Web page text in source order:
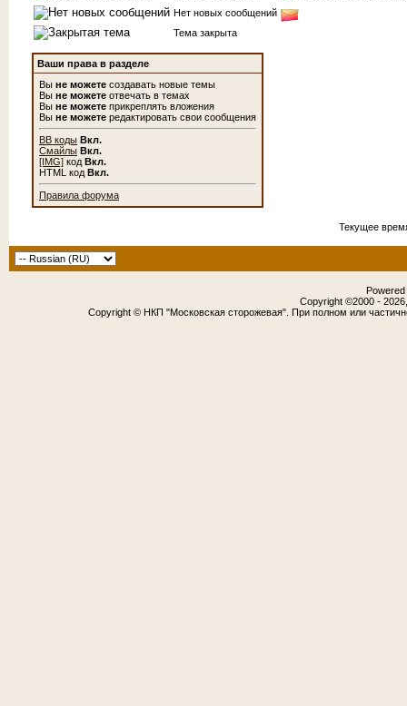
Нет новых сообщений
Тема закрыта
Ваши права в разделе
Вы не можете создавать новые темы
Вы не можете отвечать в темах
Вы не можете прикреплять вложения
Вы не можете редактировать свои сообщения
BB коды Вкл.
Смайлы Вкл.
[IMG] код Вкл.
HTML код Вкл.
Правила форума
Текущее
Copyright ©2000 -
Copyright © НКП "Московская сторожевая". При полном или